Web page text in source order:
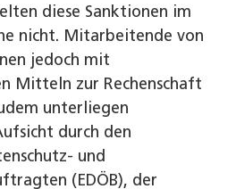
diese Sanktionen im
nicht. Mitarbeitende von
jedoch mit
Mitteln zur Rechenschaft
unterliegen
durch den
und
(EDÖB), der